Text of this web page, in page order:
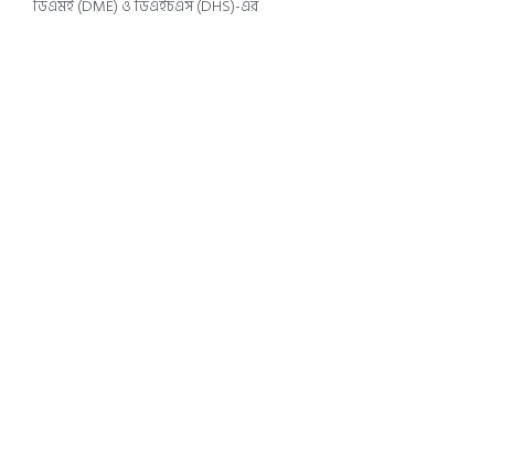
ডিএমই (DME) ও ডিএইচএস (DHS)-এর